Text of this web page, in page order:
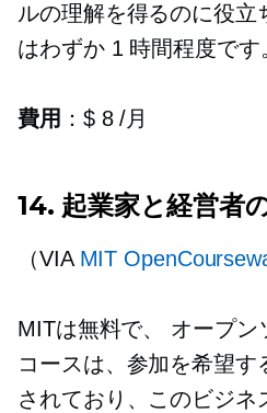
ルの理解を得るのに役立
はわずか 1 時間程度です
費用 ：$ 8 /月
14. 起業家と経営者
（VIA MIT
MITは無料で、 オープン
コースは、参加を希望
されており、このビジネ